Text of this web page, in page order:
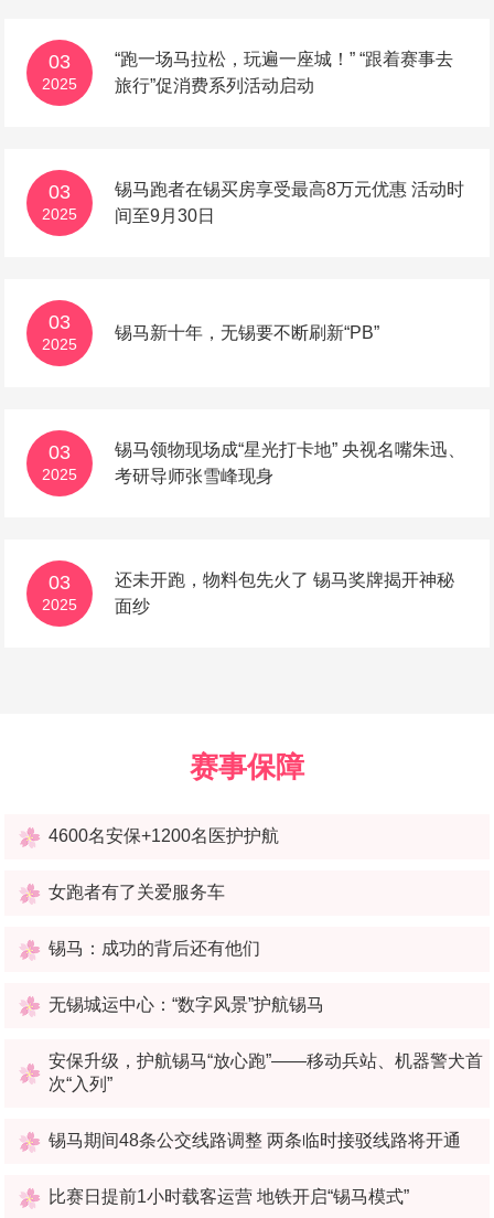
03
2025
“跑一场马拉松，玩遍一座城！” “跟着赛事去
旅行”促消费系列活动启动
03
2025
锡马跑者在锡买房享受最高8万元优惠 活动时
间至9月30日
03
2025
锡马新十年，无锡要不断刷新“PB”
03
2025
锡马领物现场成“星光打卡地” 央视名嘴朱迅、
考研导师张雪峰现身
03
2025
还未开跑，物料包先火了 锡马奖牌揭开神秘
面纱
赛事保障
4600名安保+1200名医护护航
女跑者有了关爱服务车
锡马：成功的背后还有他们
无锡城运中心：“数字风景”护航锡马
安保升级，护航锡马“放心跑”——移动兵站、机器警犬首
次“入列”
锡马期间48条公交线路调整 两条临时接驳线路将开通
比赛日提前1小时载客运营 地铁开启“锡马模式”